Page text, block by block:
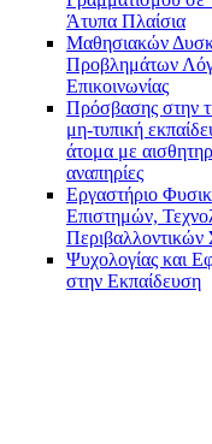
Άτυπα Πλαίσια
Μαθησιακών
Προβλημάτων
Επικοινωνίας
Πρόσβασης στην
μη-τυπική
άτομα με
αναπηρίες
Εργαστήριο
Επιστημών,
Ψυχολογίας και
στην Εκπαίδευση